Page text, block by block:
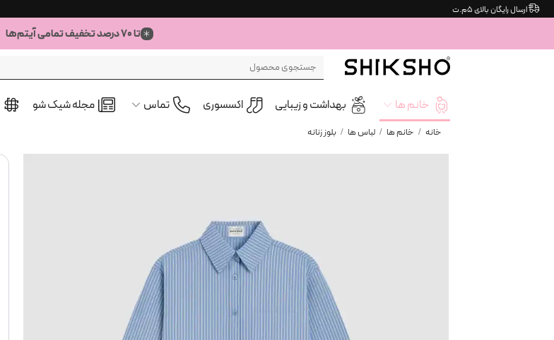
Skip ارسال رایگان بالای ۵م.ت
تا ۷۰ درصد تخفیف تمامی آیتم‌ها
جستجو
برای:
خانم ها بهداشت و زیبایی اکسسوری تماس مجله شیک شو
خانه / خانم ها / لباس ها / بلوز زنانه